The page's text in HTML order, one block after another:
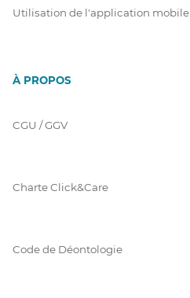
Utilisation de l'application mobile
À PROPOS
CGU / GGV
Charte Click&Care
Code de Déontologie